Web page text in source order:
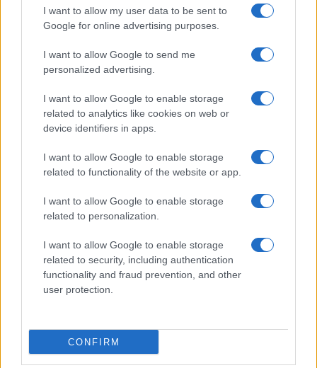
I want to allow my user data to be sent to
Google for online advertising purposes.
I want to allow Google to send me
personalized advertising.
I want to allow Google to enable storage
related to analytics like cookies on web or
device identifiers in apps.
I want to allow Google to enable storage
related to functionality of the website or app.
I want to allow Google to enable storage
related to personalization.
I want to allow Google to enable storage
related to security, including authentication
functionality and fraud prevention, and other
user protection.
CONFIRM
sulla democrazia”.
Museveni ha dichiarato chenon c’è motivo di
criticare la Russiaper aver invaso l’Ucraina.
Inoltre ha lodato e ringraziato la Russia per essere
sempre stata vicino ai Paesi africani nella loro
lotta contro il colonialismo. Il generale Muhoozi
Kainerugaba, suo figlio e probabile successore,
era stato il primo alto ufficiale militare africano a
parte dell’umanità, che non è bianca”.
Una propaganda stantia
Il rituale stantio di Lavrov, i suoiluoghi comuni
terzomondistiin altri momenti avrebbero
Gli stessi africani vi hanno ricorso sempre meno
man mano che le prime generazioni di leader post